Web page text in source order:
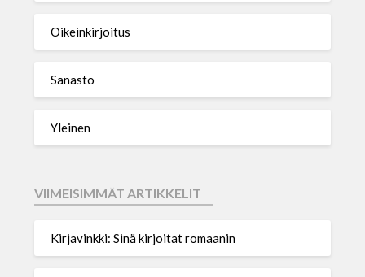
Oikeinkirjoitus
Sanasto
Yleinen
VIIMEISIMMÄT ARTIKKELIT
Kirjavinkki: Sinä kirjoitat romaanin